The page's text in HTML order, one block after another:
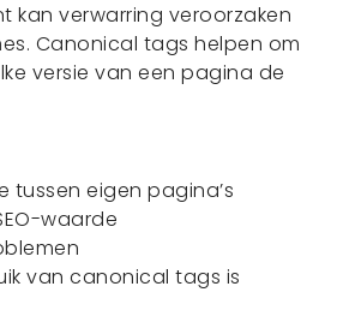
kan verwarring veroorzaken
Canonical tags helpen om
versie van een pagina de
tussen eigen pagina’s
waarde
van canonical tags is